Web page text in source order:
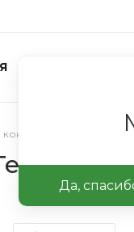
Роликовые
5
Да,